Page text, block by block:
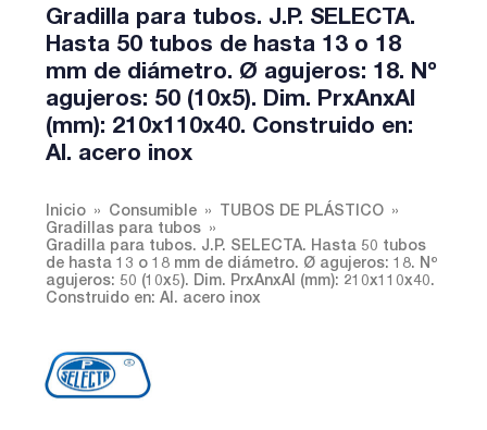
Gradilla para tubos. J.P. SELECTA.
Hasta 50 tubos de hasta 13 o 18
mm de diámetro. Ø agujeros: 18. Nº
agujeros: 50 (10x5). Dim. PrxAnxAl
(mm): 210x110x40. Construido en:
Al. acero inox
Inicio Consumible
TUBOS DE PLÁSTICO
Gradillas para tubos
Gradilla para tubos. J.P. SELECTA. Hasta 50 tubos
de hasta 13 o 18 mm de diámetro. Ø agujeros: 18. Nº
agujeros: 50 (10x5). Dim. PrxAnxAl (mm): 210x110x40.
Construido en: Al. acero inox